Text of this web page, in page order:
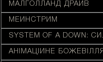
МАЛГОЛЛАНД ДРАЙВ
МЕЙНСТРИМ
SYSTEM OF A DOWN:
АНІМАЦІЙНЕ БОЖЕВІЛЛЯ